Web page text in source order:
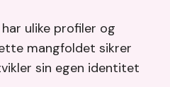
ulike profiler og
mangfoldet sikrer
sin egen identitet